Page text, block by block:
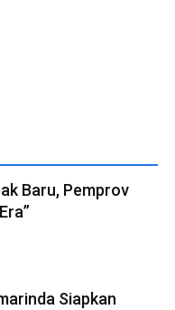
Baru, Pemprov
Siapkan